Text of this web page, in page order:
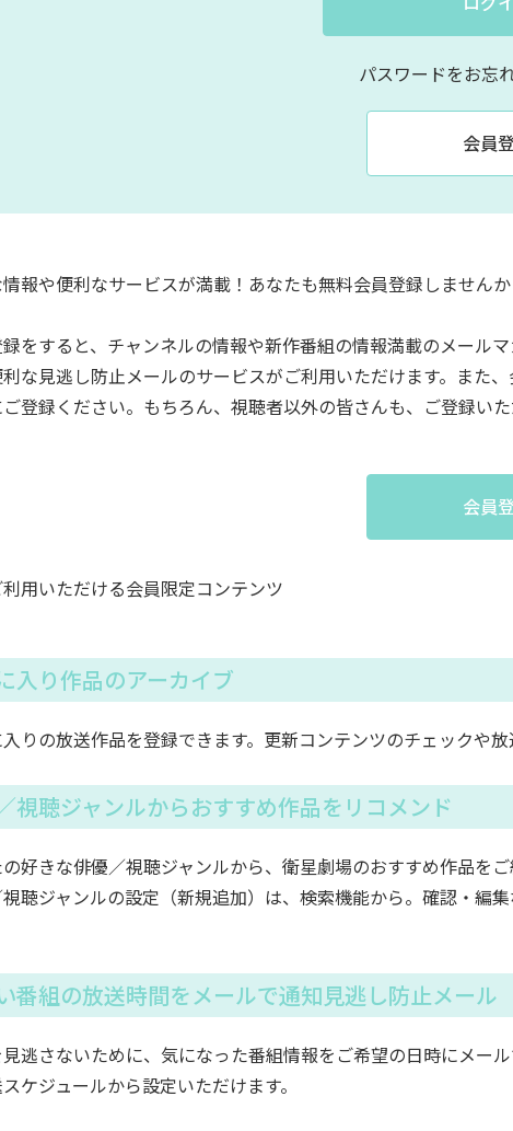
パスワードをお忘
会員
報や便利なサービスが満載！あなたも無料会員登録しませんか
をすると、チャンネルの情報や新作番組の情報満載のメール
な見逃し防止メールのサービスがご利用いただけます。また
登録ください。もちろん、視聴者以外の皆さんも、ご登録いた
会員
用いただける会員限定コンテンツ
入り作品のアーカイブ
りの放送作品を登録できます。更新コンテンツのチェックや
視聴ジャンルからおすすめ作品をリコメンド
好きな俳優／視聴ジャンルから、衛星劇場のおすすめ作品をご
聴ジャンルの設定（新規追加）は、検索機能から。確認・編
番組の放送時間をメールで通知見逃し防止メール
逃さないために、気になった番組情報をご希望の日時にメー
ケジュールから設定いただけます。